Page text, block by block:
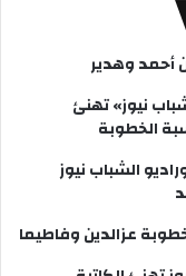
أحمد وهدير
نيوز» تهنئ
الخطوبة
الشباب نيوز
عزالدين وفاطيما